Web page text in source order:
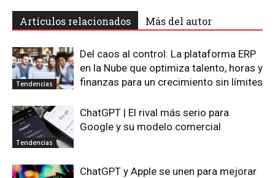
Artículos relacionados Más del autor
Tendencias
Del caos al control: La plataforma ERP
en la Nube que optimiza talento, horas y
finanzas para un crecimiento sin límites
Tendencias
ChatGPT | El rival más serio para
Google y su modelo comercial
ChatGPT y Apple se unen para mejorar